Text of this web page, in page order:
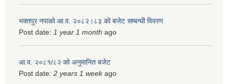
भक्तपुर नपाको आ.व. २०८२।८३ को बजेट सम्बन्धी विवरण
Post date: 1 year 1 month ago
आ.व. २०८१/८२ को अनुमानित बजेट
Post date: 2 years 1 weekago